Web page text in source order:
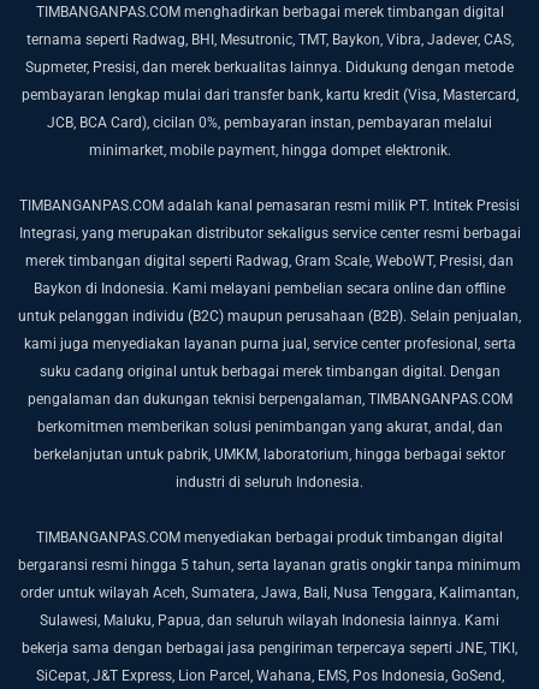
TIMBANGANPAS.COM menghadirkan berbagai merek timbangan digital
ternama seperti Radwag, BHI, Mesutronic, TMT, Baykon, Vibra, Jadever, CAS,
Supmeter, Presisi, dan merek berkualitas lainnya. Didukung dengan metode
pembayaran lengkap mulai dari transfer bank, kartu kredit (Visa, Mastercard,
JCB, BCA Card), cicilan 0%, pembayaran instan, pembayaran melalui
minimarket, mobile payment, hingga dompet elektronik.
TIMBANGANPAS.COM adalah kanal pemasaran resmi milik PT. Intitek Presisi
Integrasi, yang merupakan distributor sekaligus service center resmi berbagai
merek timbangan digital seperti Radwag, Gram Scale, WeboWT, Presisi, dan
Baykon di Indonesia. Kami melayani pembelian secara online dan offline
untuk pelanggan individu (B2C) maupun perusahaan (B2B). Selain penjualan,
kami juga menyediakan layanan purna jual, service center profesional, serta
suku cadang original untuk berbagai merek timbangan digital. Dengan
pengalaman dan dukungan teknisi berpengalaman, TIMBANGANPAS.COM
berkomitmen memberikan solusi penimbangan yang akurat, andal, dan
berkelanjutan untuk pabrik, UMKM, laboratorium, hingga berbagai sektor
industri di seluruh Indonesia.
TIMBANGANPAS.COM menyediakan berbagai produk timbangan digital
bergaransi resmi hingga 5 tahun, serta layanan gratis ongkir tanpa minimum
order untuk wilayah Aceh, Sumatera, Jawa, Bali, Nusa Tenggara, Kalimantan,
Sulawesi, Maluku, Papua, dan seluruh wilayah Indonesia lainnya. Kami
bekerja sama dengan berbagai jasa pengiriman terpercaya seperti JNE, TIKI,
SiCepat, J&T Express, Lion Parcel, Wahana, EMS, Pos Indonesia, GoSend,